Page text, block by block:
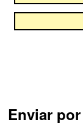
Enviar